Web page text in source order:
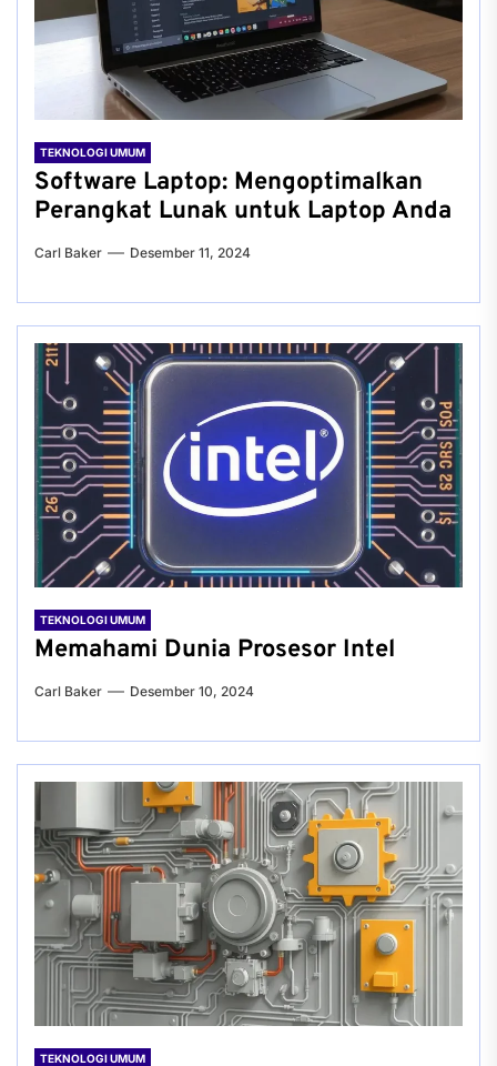
TEKNOLOGI UMUM
Software Laptop: Mengoptimalkan
Perangkat Lunak untuk Laptop Anda
Carl Baker Desember 11, 2024
TEKNOLOGI UMUM
Memahami Dunia Prosesor Intel
Carl Baker Desember 10, 2024
TEKNOLOGI UMUM